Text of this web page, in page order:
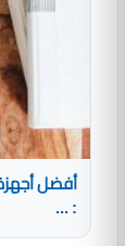
: ...